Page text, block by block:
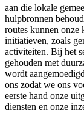
aan die lokale
hulpbronnen
routes kunnen onze
initiatieven, zoals
activiteiten. Bij het
gehouden met
wordt
ons zodat we ons
eerste hand onze
diensten en onze